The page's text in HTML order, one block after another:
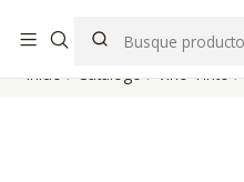
Inicio Catálogo Vino Tinto